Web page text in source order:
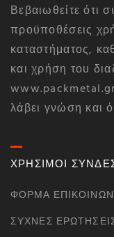
Βεβαιωθείτε ότι
προϋποθέσεις
καταστήματος,
και χρήση του
www.packmetal.gr
λάβει γνώση και
ΧΡΗΣΙΜΟΙ
ΦΌΡΜΑ
ΣΥΧΝΈΣ